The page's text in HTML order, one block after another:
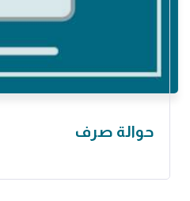
حوالة صرف ‏